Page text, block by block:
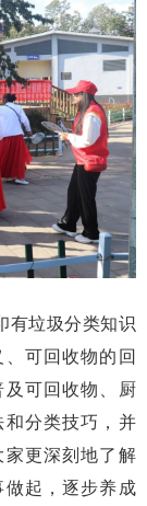
有垃圾分类知识
可回收物的回
可回收物、厨
分类技巧，并
更深刻地了解
起，逐步养成